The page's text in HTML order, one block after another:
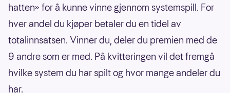
hatten» for å kunne vinne gjennom systemspill. For
hver andel du kjøper betaler du en tidel av
totalinnsatsen. Vinner du, deler du premien med de
9 andre som er med. På kvitteringen vil det fremgå
hvilke system du har spilt og hvor mange andeler du
har.